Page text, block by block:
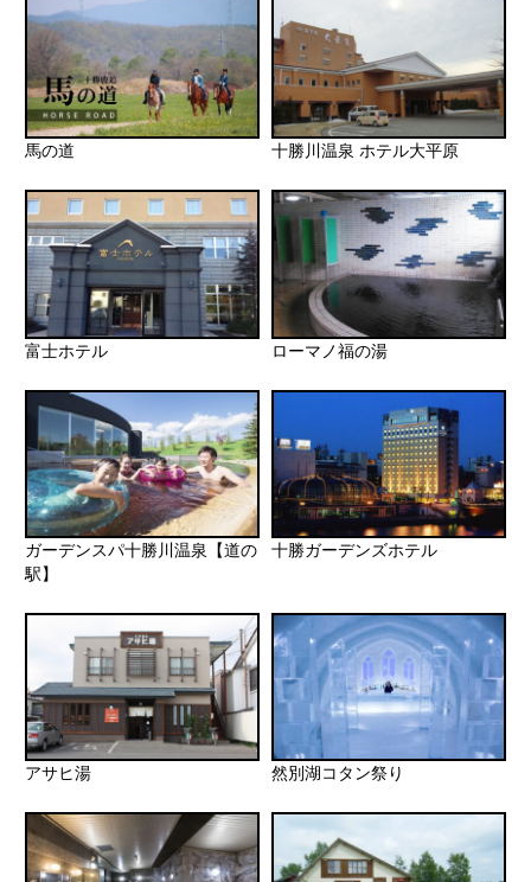
馬の道 十勝川温泉 ホテル大平原
富士ホテル ローマノ福の湯
ガーデンスパ十勝川温泉【道の
駅】
十勝ガーデンズホテル
アサヒ湯 然別湖コタン祭り